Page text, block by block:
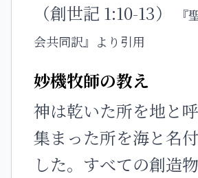
（創世記 1:10-13）
会共同訳』より引用
妙機牧師の教え
神は乾いた所を地と
集まった所を海と名
した。すべての創造